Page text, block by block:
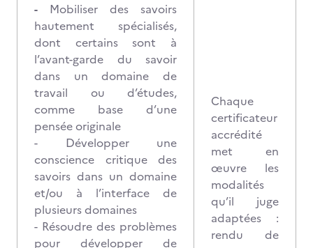
- Mobiliser des savoirs
hautement spécialisés,
dont certains sont à
l’avant-garde du savoir
dans un domaine de
travail ou d’études,
comme base d’une
pensée originale
- Développer une
conscience critique des
savoirs dans un domaine
et/ou à l’interface de
plusieurs domaines
- Résoudre des problèmes
pour développer de
Chaque
certificateur
accrédité
met en
œuvre les
modalités
qu’il juge
adaptées :
rendu de